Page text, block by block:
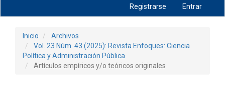
Registrarse Entrar
Inicio
Archivos
Vol. 23 Núm. 43 (2025): Revista Enfoques: Ciencia
Política y Administración Pública
Artículos empíricos y/o teóricos originales